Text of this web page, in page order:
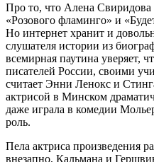
Про то, что Алена Свиридова
«Розового фламинго» и
Но интернет хранит и
слушателя истории из
всемирная паутина уверяет,
писателей России, своими
считает Энни Ленокс и
актрисой в Минском
даже играла в комедии
роль.
Пела актриса произведения
внезапно, Кальмана и